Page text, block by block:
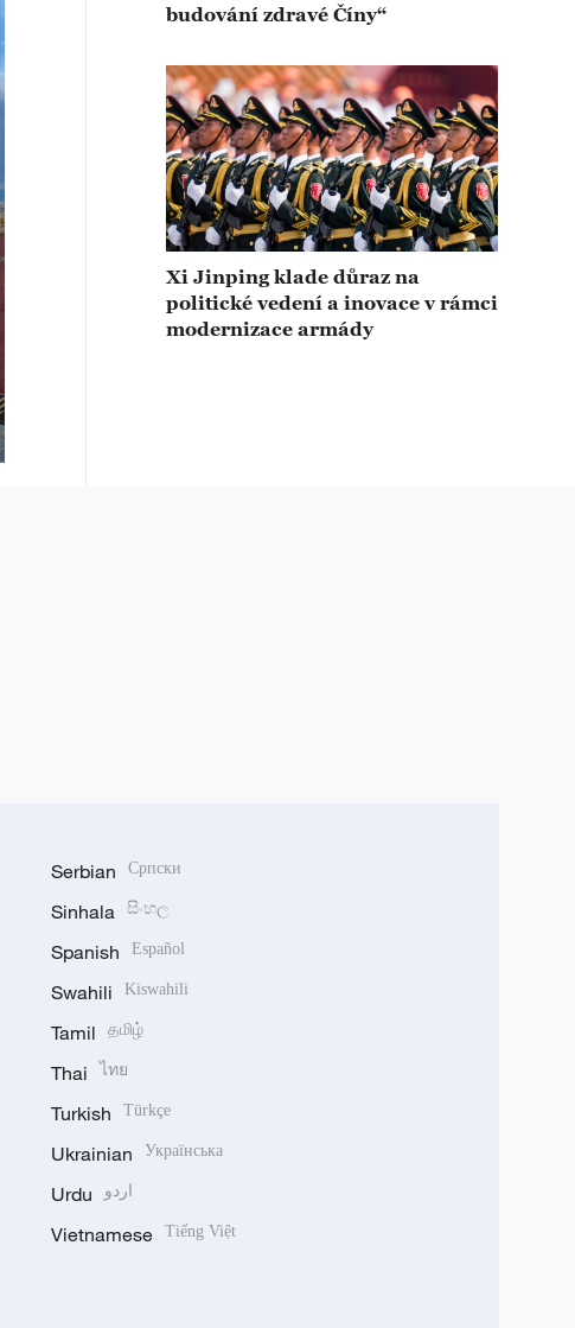
budování zdravé Číny“
Xi Jinping klade důraz na
politické vedení a inovace v rámci
modernizace armády
Serbian Српски
Sinhala සිංහල
Spanish Español
Swahili Kiswahili
Tamil தமிழ்
Thai ไทย
Turkish Türkçe
Ukrainian Українська
Urdu اردو
Vietnamese Tiếng Việt